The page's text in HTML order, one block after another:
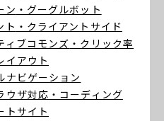
ン ・グーグルボット
ト ・クライアントサイド
ィブコモンズ ・クリック率
イアウト
ナビゲーション
ウザ対応 ・コーディング
トサイト